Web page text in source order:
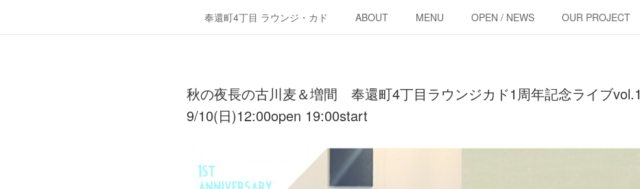
奉還町4丁目 ラウンジ・カド ABOUT MENU OPEN / NEWS OUR PROJECT
秋の夜長の古川麦＆増間 奉還町4丁目ラウンジカド1周年記念ライブvol.1
9/10(日)12:00open 19:00start